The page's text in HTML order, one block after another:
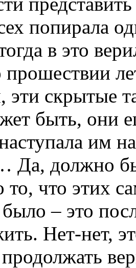
попирала
в это
эти скрытые
быть, они
им
Да, должно
что этих
было – это
Нет-нет,